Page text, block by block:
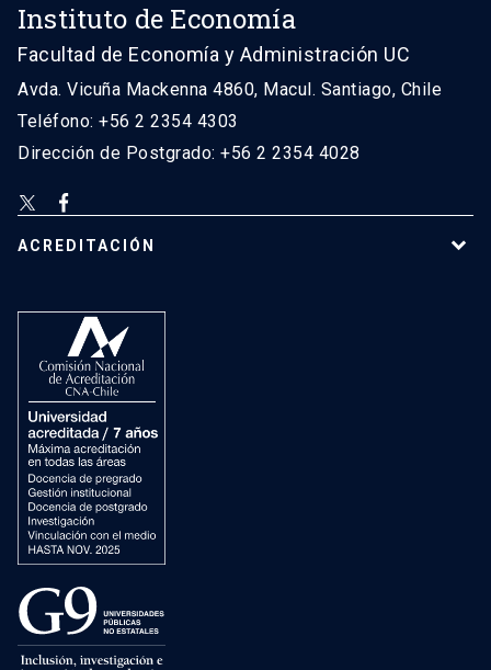
Instituto de Economía
Facultad de Economía y Administración UC
Avda. Vicuña Mackenna 4860, Macul. Santiago, Chile
Teléfono: +56 2 2354 4303
Dirección de Postgrado: +56 2 2354 4028
ACREDITACIÓN